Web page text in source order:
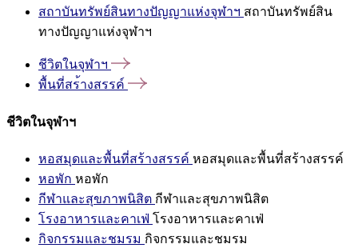
สถาบันทรัพย์สินทางปัญญาแห่งจุฬาฯ สถาบันทรัพย์สิน
ทางปัญญาแห่งจุฬาฯ
ชีวิตในจุฬาฯ
พื้นที่สร้างสรรค์
ชีวิตในจุฬาฯ
หอสมุดและพื้นที่สร้างสรรค์ หอสมุดและพื้นที่สร้างสรรค์
หอพัก หอพัก
กีฬาและสุขภาพนิสิต กีฬาและสุขภาพนิสิต
โรงอาหารและคาเฟ่ โรงอาหารและคาเฟ่
กิจกรรมและชมรม กิจกรรมและชมรม